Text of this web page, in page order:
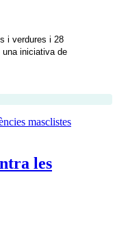
i verdures i 28
iniciativa de
les